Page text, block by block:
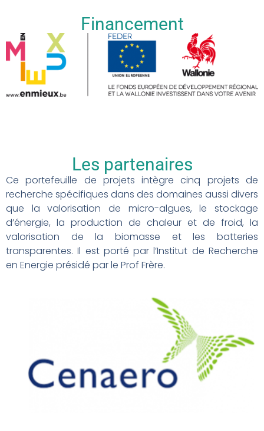
Financement
Les partenaires
Ce portefeuille de projets intègre cinq projets de
recherche spécifiques dans des domaines aussi divers
que la valorisation de micro-algues, le stockage
d’énergie, la production de chaleur et de froid, la
valorisation de la biomasse et les batteries
transparentes. Il est porté par l’Institut de Recherche
en Energie présidé par le Prof Frère.